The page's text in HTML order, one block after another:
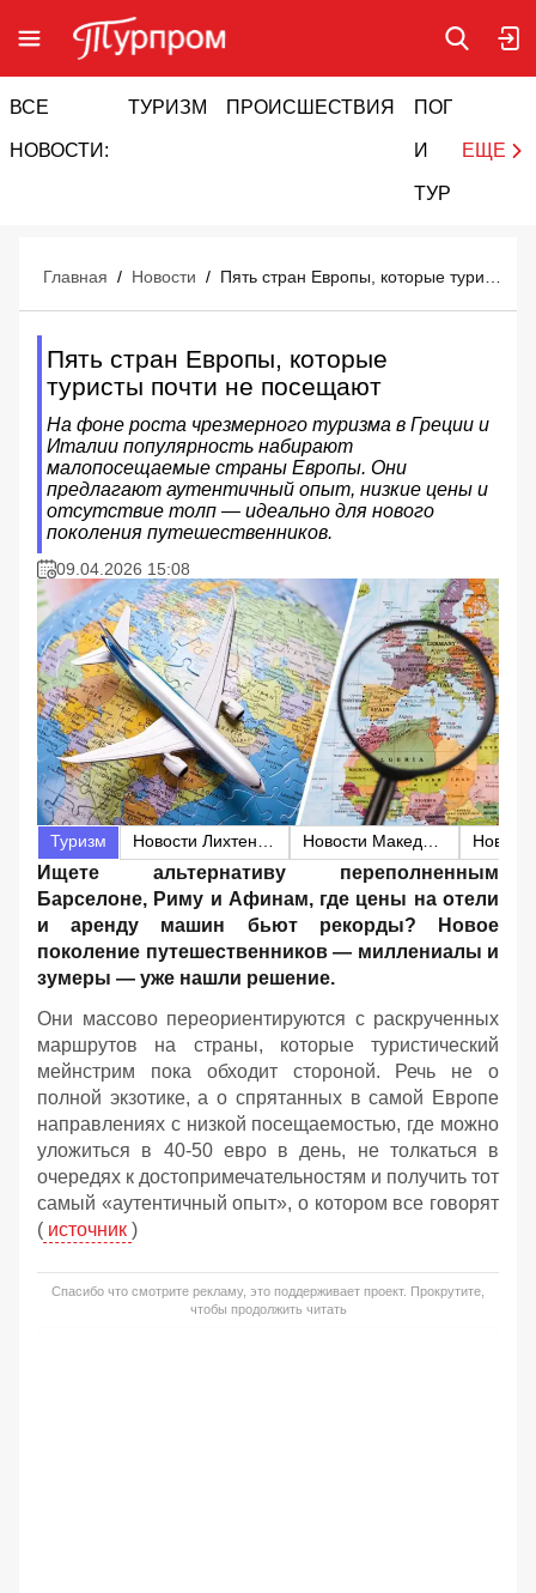
ВСЕ
НОВОСТИ:
ТУРИЗМ ПРОИСШЕСТВИЯ ПОГОДА
И
ТУРИЗМ
ЕЩЕ
Главная / Новости /
Пять стран Европы, которые
туристы почти не посещают
На фоне роста чрезмерного туризма в Греции и
Италии популярность набирают
малопосещаемые страны Европы. Они
предлагают аутентичный опыт, низкие цены и
отсутствие толп — идеально для нового
поколения путешественников.
09.04.2026 15:08
Туризм
Ищете альтернативу переполненным
Барселоне, Риму и Афинам, где цены на отели
и аренду машин бьют рекорды? Новое
поколение путешественников — миллениалы и
зумеры — уже нашли решение.
Они массово переориентируются с раскрученных
маршрутов на страны, которые туристический
мейнстрим пока обходит стороной. Речь не о
полной экзотике, а о спрятанных в самой Европе
направлениях с низкой посещаемостью, где можно
уложиться в 40-50 евро в день, не толкаться в
очередях к достопримечательностям и получить тот
самый «аутентичный опыт», о котором все говорят
( источник )
Спасибо что смотрите рекламу, это поддерживает проект. Прокрутите,
чтобы продолжить читать